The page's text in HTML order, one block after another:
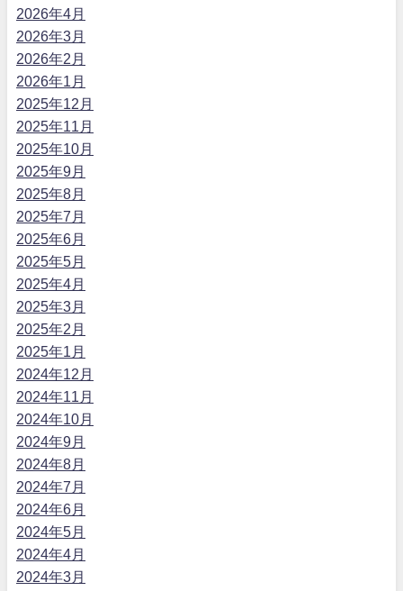
2026年4月
2026年3月
2026年2月
2026年1月
2025年12月
2025年11月
2025年10月
2025年9月
2025年8月
2025年7月
2025年6月
2025年5月
2025年4月
2025年3月
2025年2月
2025年1月
2024年12月
2024年11月
2024年10月
2024年9月
2024年8月
2024年7月
2024年6月
2024年5月
2024年4月
2024年3月